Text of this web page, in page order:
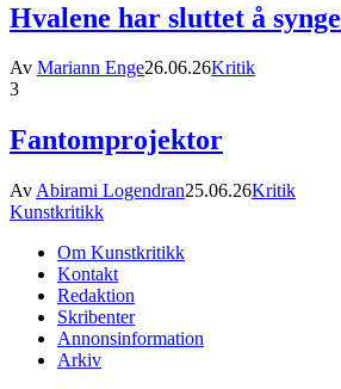
Hvalene har sluttet å synge
Av Mariann Enge26.06.26Kritik
3
Fantomprojektor
Av Abirami Logendran25.06.26Kritik
Kunstkritikk
Om Kunstkritikk
Kontakt
Redaktion
Skribenter
Annonsinformation
Arkiv